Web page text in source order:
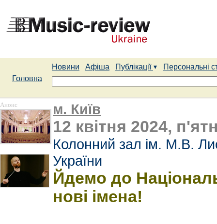
Новини Афіша Публікації
Персональні
Головна
Анонс м. Київ
12 квітня 2024,
Колонний зал ім. М.В.
України
Йдемо до
нові імена!